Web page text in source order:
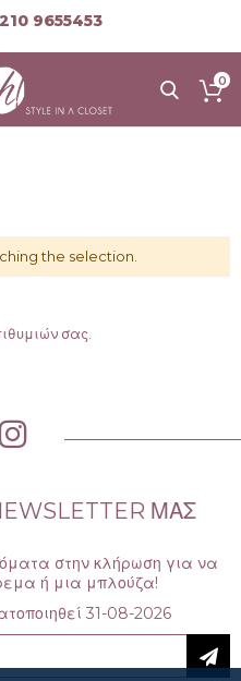
210 9655453
0
the selection.
σας.
ΜΑΣ
στην κλήρωση για να
ή μια μπλούζα!
31-08-2026